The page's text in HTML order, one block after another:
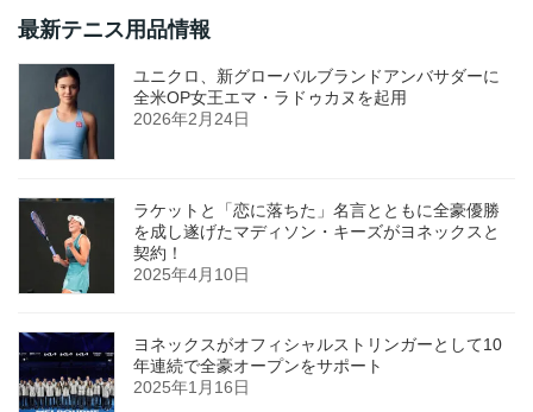
最新テニス用品情報
ユニクロ、新グローバルブランドアンバサダーに
全米OP女王エマ・ラドゥカヌを起用
2026年2月24日
ラケットと「恋に落ちた」名言とともに全豪優勝
を成し遂げたマディソン・キーズがヨネックスと
契約！
2025年4月10日
ヨネックスがオフィシャルストリンガーとして10
年連続で全豪オープンをサポート
2025年1月16日